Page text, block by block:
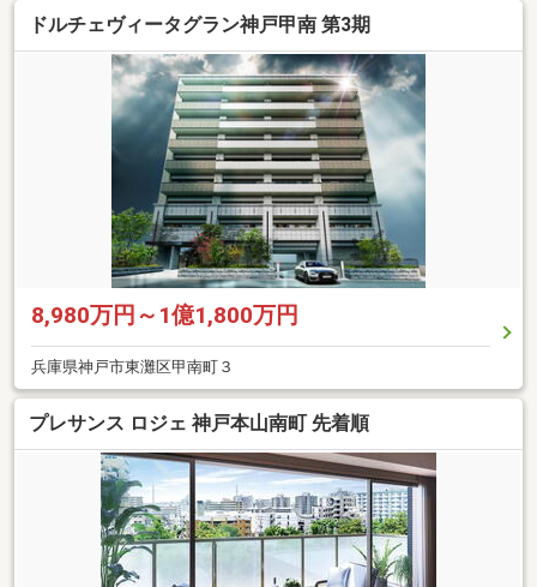
ドルチェヴィータグラン神戸甲南 第3期
8,980万円～1億1,800万円
兵庫県神戸市東灘区甲南町３
プレサンス ロジェ 神戸本山南町 先着順